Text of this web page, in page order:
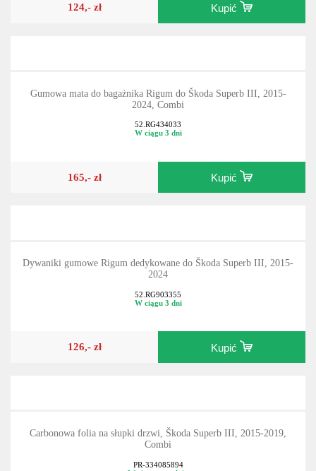
124,- zł Kupić
Gumowa mata do bagażnika Rigum do Škoda Superb III, 2015-
2024, Combi
52.RG434033
W ciągu 3 dni
165,- zł Kupić
Dywaniki gumowe Rigum dedykowane do Škoda Superb III, 2015-
2024
52.RG903355
W ciągu 3 dni
126,- zł Kupić
Carbonowa folia na słupki drzwi, Škoda Superb III, 2015-2019,
Combi
PR-334085894